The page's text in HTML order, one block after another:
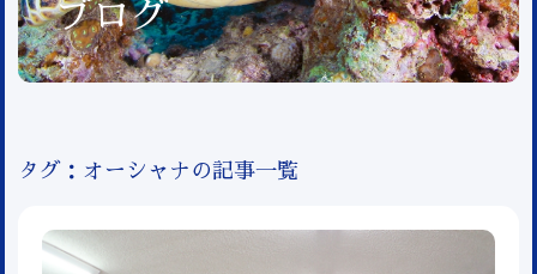
ブログ
タグ：オーシャナの記事一覧